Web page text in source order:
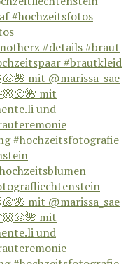
mit @marissa_sae
mit @marissa_sae